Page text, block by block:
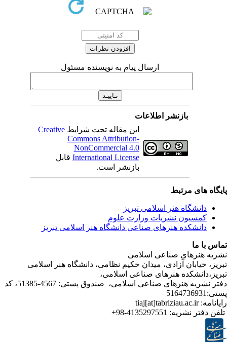
ارسال پیام به نویسنده مسئول
بازنشر اطلاعات
این مقاله تحت شرایطCreative
Commons Attribution-
NonCommercial 4.0
International Licenseقابل
بازنشر است.
مرتبط
هنر اسلامی تبریز
نشریات وزارت علوم
هنرهای صناعی دانشگاه هنر اسلامی تبریز
صناعی اسلامی
آزادی، میدان حکیم نظامی، دانشگاه هنر اسلامی
هنرهای صناعی اسلامی،
دفتر نشریه هنرهای صناعی اسلامی، صندوق پستی: 4567-51385، کد
نشریه:4135297551-98+